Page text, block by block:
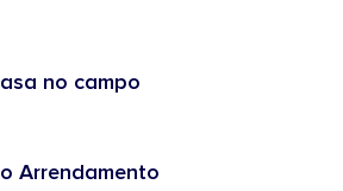
no campo
Arrendamento